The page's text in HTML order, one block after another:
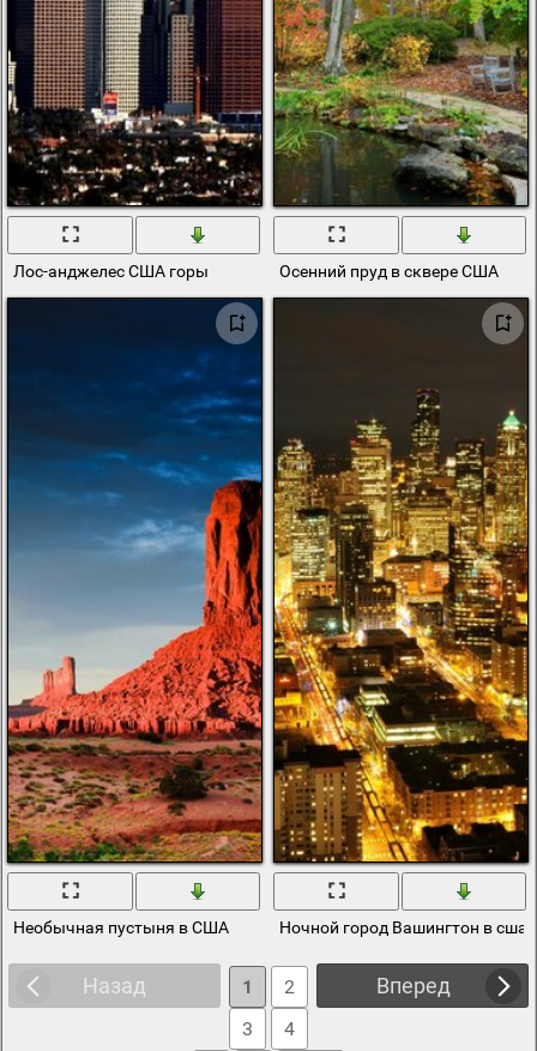
Лос-анджелес США горы Осенний пруд в сквере США
Необычная пустыня в США Ночной город Вашингтон в сша
Назад Вперед
1
2
3
4